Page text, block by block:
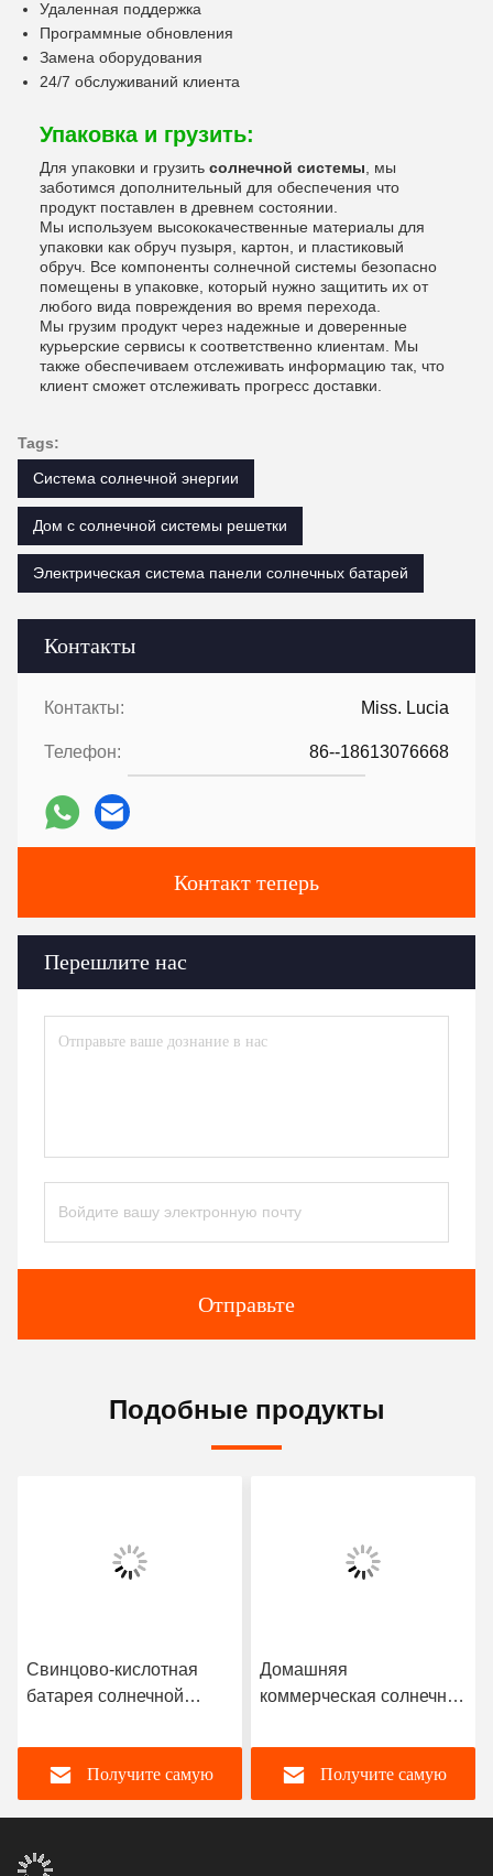
Контакты
Контакты: Miss. Lucia
Телефон: 86--18613076668
Контакт теперь
Перешлите нас
Отправьте
Удаленная поддержка
Программные обновления
Замена оборудования
24/7 обслуживаний клиента
Упаковка и грузить:
Для упаковки и грузить солнечной системы , мы
заботимся дополнительный для обеспечения что
продукт поставлен в древнем состоянии.
Мы используем высококачественные материалы для
упаковки как обруч пузыря, картон, и пластиковый
обруч. Все компоненты солнечной системы безопасно
помещены в упаковке, который нужно защитить их от
любого вида повреждения во время перехода.
Мы грузим продукт через надежные и доверенные
курьерские сервисы к соответственно клиентам. Мы
также обеспечиваем отслеживать информацию так, что
клиент сможет отслеживать прогресс доставки.
Tags:
Система солнечной энергии
Дом с солнечной системы решетки
Электрическая система панели солнечных батарей
Подобные продукты
Свинцово-кислотная
батарея солнечной
мощностью 900 Вт
Получите самую
Домашняя
коммерческая солнечная
В
Получите самую